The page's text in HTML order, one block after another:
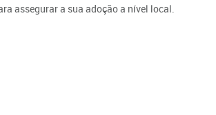
assegurar a sua adoção a nível local.